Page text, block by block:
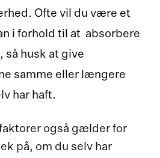
Ofte vil du være et
i forhold til at absorbere
så husk at give
samme eller længere
har haft.
også gælder for
på, om du selv har